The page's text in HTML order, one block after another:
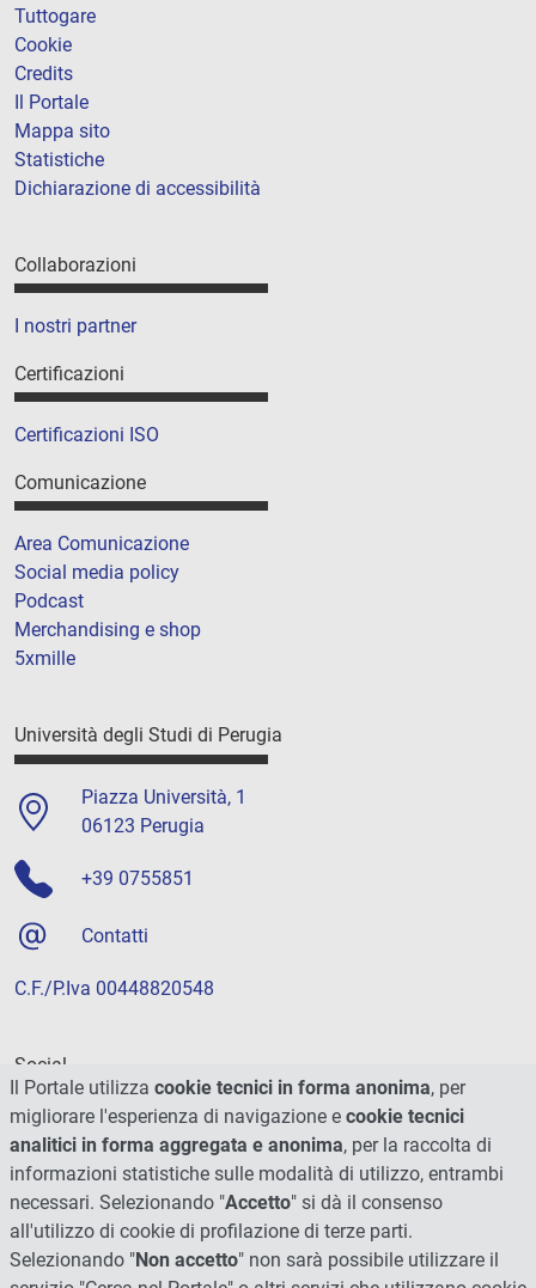
Tuttogare
Cookie
Credits
Il Portale
Mappa sito
Statistiche
Dichiarazione di accessibilità
Collaborazioni
I nostri partner
Certificazioni
Certificazioni ISO
Comunicazione
Area Comunicazione
Social media policy
Podcast
Merchandising e shop
5xmille
Università degli Studi di Perugia
Piazza Università, 1
06123 Perugia
+39 0755851
Contatti
C.F./P.Iva 00448820548
Social
Il Portale utilizza cookie tecnici in forma anonima, per
migliorare l'esperienza di navigazione e cookie tecnici
analitici in forma aggregata e anonima, per la raccolta di
informazioni statistiche sulle modalità di utilizzo, entrambi
necessari. Selezionando "Accetto" si dà il consenso
all'utilizzo di cookie di profilazione di terze parti.
Selezionando "Non accetto" non sarà possibile utilizzare il